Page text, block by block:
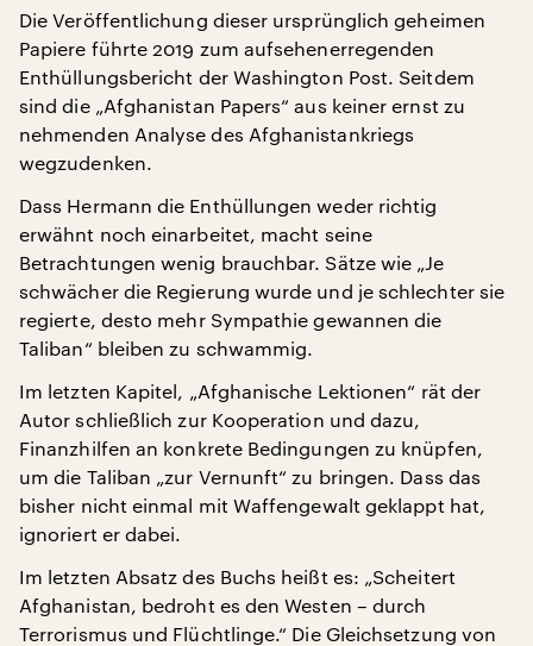
Die Veröffentlichung dieser ursprünglich geheimen
Papiere führte 2019 zum aufsehenerregenden
Enthüllungsbericht der Washington Post. Seitdem
sind die „Afghanistan Papers“ aus keiner ernst zu
nehmenden Analyse des Afghanistankriegs
wegzudenken.
Dass Hermann die Enthüllungen weder richtig
erwähnt noch einarbeitet, macht seine
Betrachtungen wenig brauchbar. Sätze wie „Je
schwächer die Regierung wurde und je schlechter sie
regierte, desto mehr Sympathie gewannen die
Taliban“ bleiben zu schwammig.
Im letzten Kapitel, „Afghanische Lektionen“ rät der
Autor schließlich zur Kooperation und dazu,
Finanzhilfen an konkrete Bedingungen zu knüpfen,
um die Taliban „zur Vernunft“ zu bringen. Dass das
bisher nicht einmal mit Waffengewalt geklappt hat,
ignoriert er dabei.
Im letzten Absatz des Buchs heißt es: „Scheitert
Afghanistan, bedroht es den Westen – durch
Terrorismus und Flüchtlinge.“ Die Gleichsetzung von